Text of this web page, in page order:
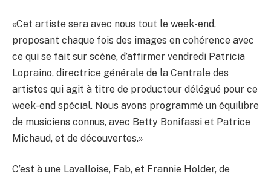
«Cet artiste sera avec nous tout le week-end,
proposant chaque fois des images en cohérence avec
ce qui se fait sur scène, d’affirmer vendredi Patricia
Lopraino, directrice générale de la Centrale des
artistes qui agit à titre de producteur délégué pour ce
week-end spécial. Nous avons programmé un équilibre
de musiciens connus, avec Betty Bonifassi et Patrice
Michaud, et de découvertes.»
C’est à une Lavalloise, Fab, et Frannie Holder, de